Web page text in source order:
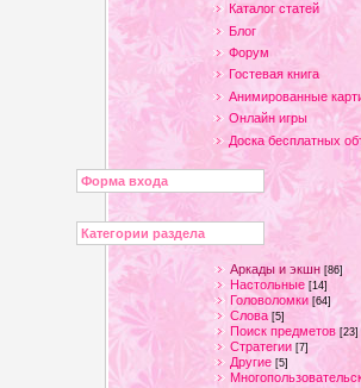
Каталог статей
Блог
Форум
Гостевая книга
Анимированные
Онлайн игры
Доска бесплатных
Форма входа
Категории раздела
Аркады и экшн [86]
Настольные [14]
Головоломки [64]
Слова [5]
Поиск предметов [23]
Стратегии [7]
Другие [5]